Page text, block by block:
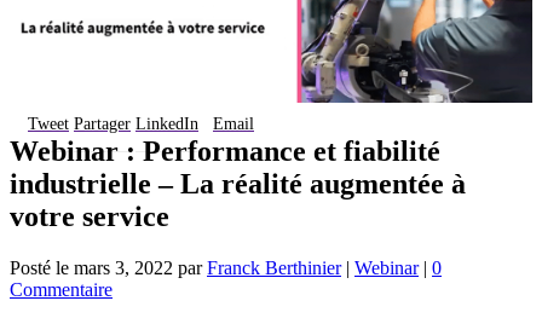
Tweet Partager LinkedIn Email
Webinar : Performance et fiabilité
industrielle – La réalité augmentée à
votre service
Posté le mars 3, 2022 parFranck Berthinier| Webinar| 0
Commentaire